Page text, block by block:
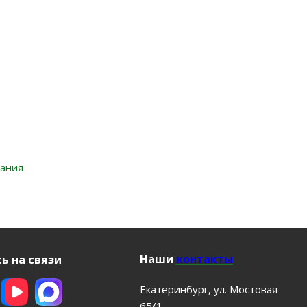
на связи Наши контакты
Екатеринбург, ул. Мостовая